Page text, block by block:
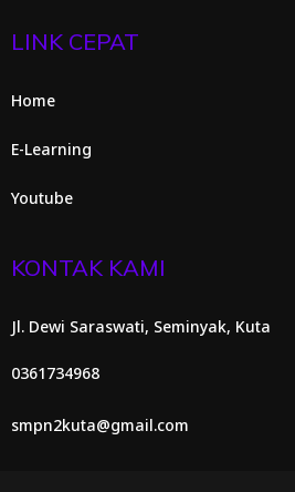
LINK CEPAT
Home
E-Learning
Youtube
KONTAK KAMI
Jl. Dewi Saraswati, Seminyak, Kuta
0361734968
smpn2kuta@gmail.com